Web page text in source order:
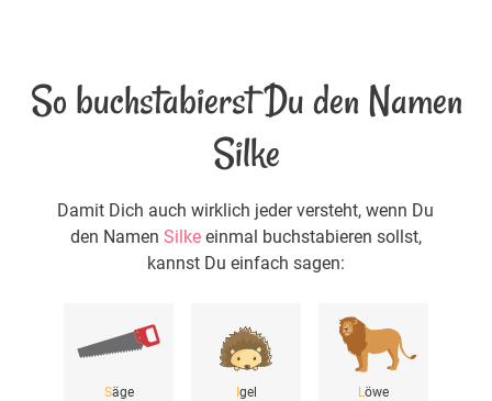
So buchstabierst Du den Namen
Silke
Damit Dich auch wirklich jeder versteht, wenn Du
den Namen Silkeeinmal buchstabieren sollst,
kannst Du einfach sagen:
Säge Igel L öwe